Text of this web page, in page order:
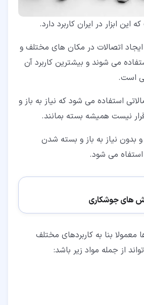
ابزار در ایران کاربرد دارد.
اتصالات در مکان های مختلف و
می شوند و بیشترین کاربرد آن
است.
استفاده می شود که نیاز به باز و
نیست همیشه بسته بمانند.
و بدون نیاز به باز و بسته شدن
استفاه می شود.
بنا به کاربردهای مختلف
از جمله مواد زیر باشد: